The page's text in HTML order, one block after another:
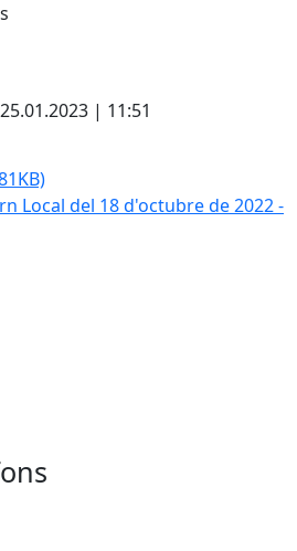
| 11:51
Local del 18 d'octubre de 2022 -